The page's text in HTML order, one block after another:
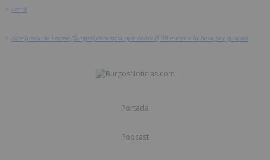
> Local
> Una jueza de Lerma (Burgos) denuncia que cobra 0,38 euros a la hora por guardia
Portada
Podcast